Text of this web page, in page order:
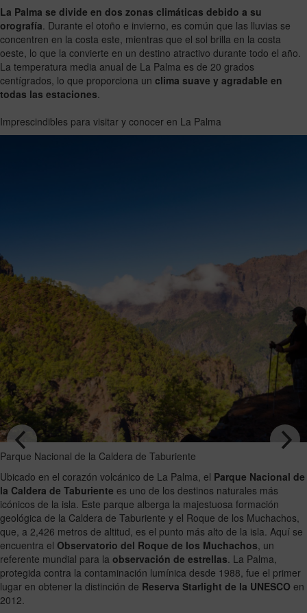
La Palma se divide en dos zonas climáticas debido a su
orografía. Durante el otoño e invierno, es común que las lluvias se
concentren en la costa este, mientras que el sol brilla en la costa
oeste, lo que la convierte en un destino atractivo durante todo el año.
La temperatura media anual de La Palma es de 20 grados
centígrados, lo que proporciona un clima suave y agradable en
todas las estaciones.
Imprescindibles para visitar y conocer en La Palma
Parque Nacional de la Caldera de Taburiente
Ubicado en el corazón volcánico de La Palma, el Parque Nacional de
la Caldera de Taburiente es uno de los destinos naturales más
icónicos de la isla. Este parque alberga la majestuosa formación
geológica de la Caldera de Taburiente y el Roque de los Muchachos,
que, a 2,426 metros de altitud, es el punto más alto de la isla. Aquí se
encuentra el Observatorio del Roque de los Muchachos, un
referente mundial para la observación de estrellas. La Palma,
protegida contra la contaminación lumínica desde 1988, fue el primer
lugar en obtener la distinción de Reserva Starlight de la UNESCO en
2012.